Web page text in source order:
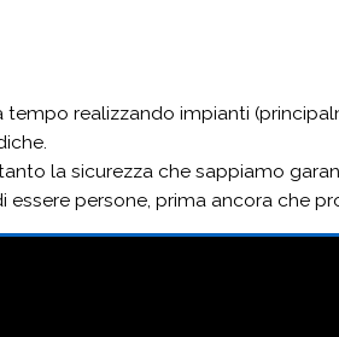
realizzando impianti
la sicurezza che sappiamo
persone, prima ancora che